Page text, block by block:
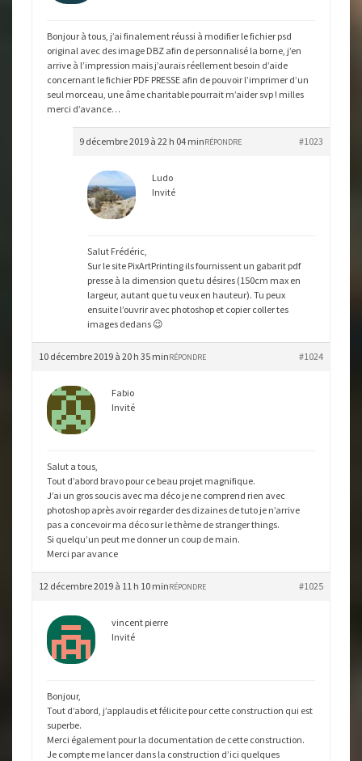
Bonjour à tous, j’ai finalement réussi à modifier le fichier psd
original avec des image DBZ afin de personnalisé la borne, j’en
arrive à l’impression mais j’aurais réellement besoin d’aide
concernant le fichier PDF PRESSE afin de pouvoir l’imprimer d’un
seul morceau, une âme charitable pourrait m’aider svp ! milles
merci d’avance…
9 décembre 2019 à 22 h 04 min #1023
RÉPONDRE
Ludo
Invité
Salut Frédéric,
Sur le site PixArtPrinting ils fournissent un gabarit pdf
presse à la dimension que tu désires (150cm max en
largeur, autant que tu veux en hauteur). Tu peux
ensuite l’ouvrir avec photoshop et copier coller tes
images dedans 😉
10 décembre 2019 à 20 h 35 min #1024
RÉPONDRE
Fabio
Invité
Salut a tous,
Tout d’abord bravo pour ce beau projet magnifique.
J’ai un gros soucis avec ma déco je ne comprend rien avec
photoshop après avoir regarder des dizaines de tuto je n’arrive
pas a concevoir ma déco sur le thème de stranger things.
Si quelqu’un peut me donner un coup de main.
Merci par avance
12 décembre 2019 à 11 h 10 min #1025
RÉPONDRE
vincent pierre
Invité
Bonjour,
Tout d’abord, j’applaudis et félicite pour cette construction qui est
superbe.
Merci également pour la documentation de cette construction.
Je compte me lancer dans la construction d’ici quelques